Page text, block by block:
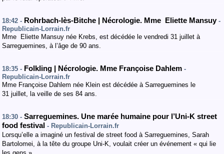
18:42 - Rohrbach-lès-Bitche | Nécrologie. Mme Eliette Mansuy -
Republicain-Lorrain.fr
Mme Eliette Mansuy née Krebs, est décédée le vendredi 31 juillet à
Sarreguemines, à l’âge de 90 ans.
18:35 - Folkling | Nécrologie. Mme Françoise Dahlem -
Republicain-Lorrain.fr
Mme Françoise Dahlem née Klein est décédée à Sarreguemines le
31 juillet, la veille de ses 84 ans.
18:30 - Sarreguemines. Une marée humaine pour l’Uni-K street
food festival - Republicain-Lorrain.fr
Lorsqu’elle a imaginé un festival de street food à Sarreguemines, Sarah
Bartolomei, à la tête du groupe Uni-K, voulait créer un événement « qui lie